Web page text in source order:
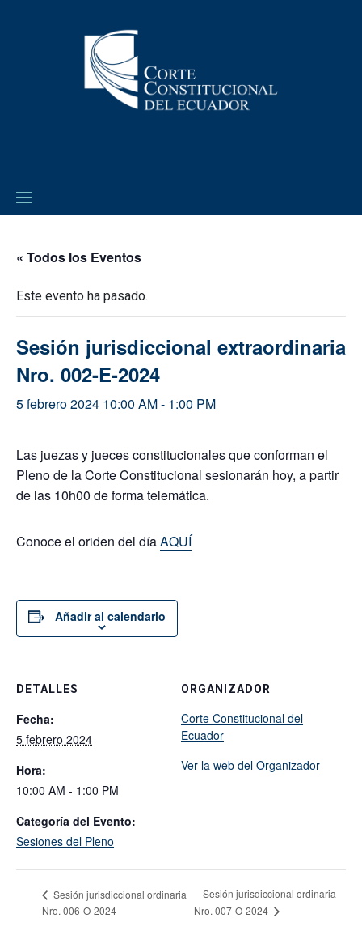
« Todos los Eventos
Este evento ha pasado.
Sesión jurisdiccional extraordinaria
Nro. 002-E-2024
5 febrero 2024 10:00 AM- 1:00 PM
Las juezas y jueces constitucionales que conforman el
Pleno de la Corte Constitucional sesionarán hoy, a partir
de las 10h00 de forma telemática.
Conoce el oriden del díaAQUÍ
Añadir al calendario
DETALLES
Fecha:
5 febrero 2024
Hora:
10:00 AM - 1:00 PM
Categoría del Evento:
Sesiones del Pleno
ORGANIZADOR
Corte Constitucional del
Ecuador
Ver la web del Organizador
Sesión jurisdiccional ordinaria
Nro. 006-O-2024
Sesión jurisdiccional ordinaria
Nro. 007-O-2024